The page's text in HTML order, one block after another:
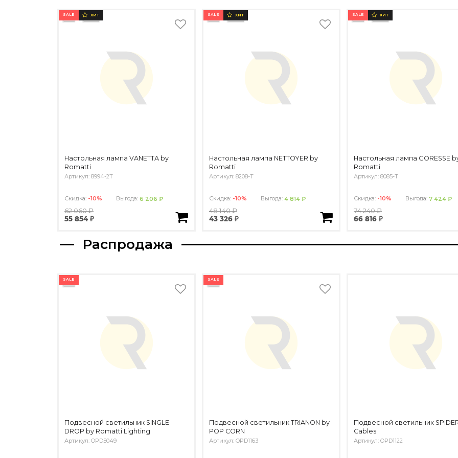
SALE ХИТ
Настольная лампа VANETTA by
Romatti
Артикул: 8994-2T
Скидка: -10% Выгода:6 206 ₽
62 060 ₽
55 854 ₽
SALE ХИТ
Настольная лампа NETTOYER by
Romatti
Артикул: 8208-T
Скидка: -10% Выгода:4 814 ₽
48 140 ₽
43 326 ₽
SALE ХИТ
Настольная лампа GORESSE
Romatti
Артикул: 8085-T
Скидка: -10% Выгода:7 424 ₽
74 240 ₽
66 816 ₽
Распродажа
SALE
Подвесной светильник SINGLE
DROP by Romatti Lighting
Артикул: OPD5049
SALE
Подвесной светильник TRIANON by
POP CORN
Артикул: OPD1163
Подвесной светильник
Cables
Артикул: OPD1122